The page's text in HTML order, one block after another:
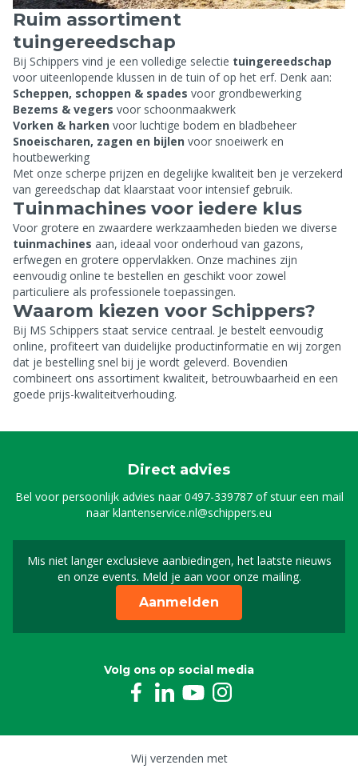
Ruim assortiment
tuingereedschap
Bij Schippers vind je een volledige selectie tuingereedschap
voor uiteenlopende klussen in de tuin of op het erf. Denk aan:
Scheppen, schoppen & spades voor grondbewerking
Bezems & vegers voor schoonmaakwerk
Vorken & harken voor luchtige bodem en bladbeheer
Snoeischaren, zagen en bijlen voor snoeiwerk en
houtbewerking
Met onze scherpe prijzen en degelijke kwaliteit ben je verzekerd
van gereedschap dat klaarstaat voor intensief gebruik.
Tuinmachines voor iedere klus
Voor grotere en zwaardere werkzaamheden bieden we diverse
tuinmachines aan, ideaal voor onderhoud van gazons,
erfwegen en grotere oppervlakken. Onze machines zijn
eenvoudig online te bestellen en geschikt voor zowel
particuliere als professionele toepassingen.
Waarom kiezen voor Schippers?
Bij MS Schippers staat service centraal. Je bestelt eenvoudig
online, profiteert van duidelijke productinformatie en wij zorgen
dat je bestelling snel bij je wordt geleverd. Bovendien
combineert ons assortiment kwaliteit, betrouwbaarheid en een
goede prijs-kwaliteitverhouding.
Direct advies
Bel voor persoonlijk advies naar0497-339787of stuur een mail
naarklantenservice.nl@schippers.eu
Mis niet langer exclusieve aanbiedingen, het laatste nieuws
en onze events. Meld je aan voor onze mailing.
Schrijf je in voor onze
Aanmelden
Volg ons op social media
Wij verzenden met